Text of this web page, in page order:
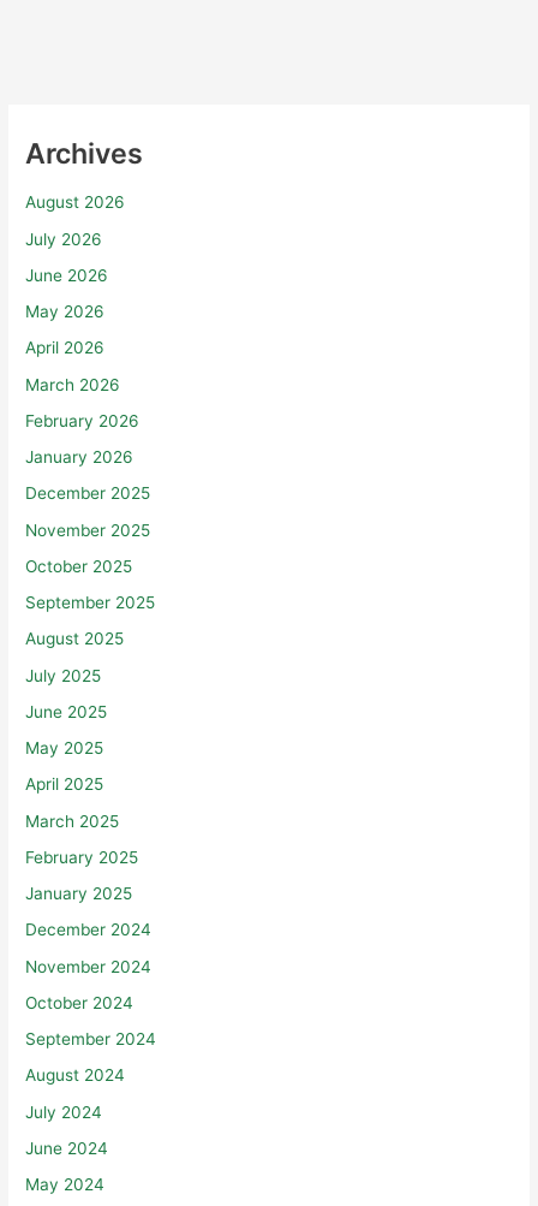
Archives
August 2026
July 2026
June 2026
May 2026
April 2026
March 2026
February 2026
January 2026
December 2025
November 2025
October 2025
September 2025
August 2025
July 2025
June 2025
May 2025
April 2025
March 2025
February 2025
January 2025
December 2024
November 2024
October 2024
September 2024
August 2024
July 2024
June 2024
May 2024